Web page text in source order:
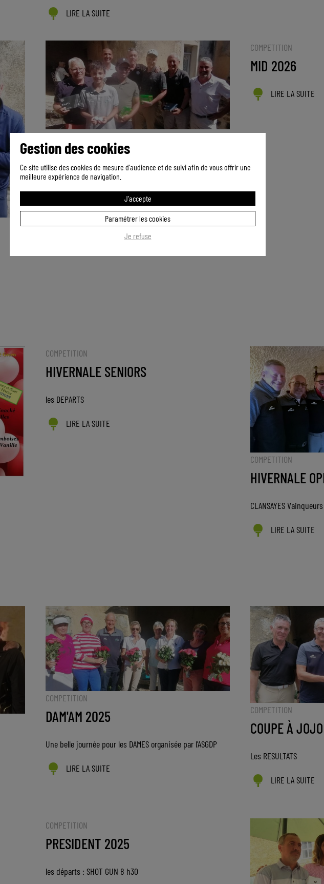
LIRE LA SUITE
COMPETITION
B & B : BACHIR & BERNARD
Une bien belle journée avec une formule ludique mais
LIRE LA SUITE
COMPETITION
MID 2026
LIRE LA SUITE
COMPETITION
HIVERNALE SENIORS
les DEPARTS
LIRE LA SUITE
COMPETITION
HIVERNALE
CLANSAYES
LIRE LA SUITE
COMPETITION
DAM'AM 2025
Une belle journée pour les DAMES organisée par l'ASGDP
LIRE LA SUITE
COMPETITION
COUPE À
Les RESULTATS
LIRE LA SUITE
COMPETITION
PRESIDENT 2025
les départs : SHOT GUN 8 h30
Gestion des cookies
Ce site utilise des cookies de mesure d'audience et de suivi afin de vous offrir une
meilleure expérience de navigation.
J'accepte
Paramétrer les cookies
Je refuse